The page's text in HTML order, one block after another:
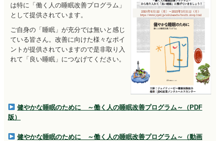
は特に「働く人の睡眠改善プログラム」
として提供されています。
ご自身の「睡眠」が充分では無いと感じ
ている皆さん。改善に向けた様々なポイ
ントが提供されていますので是非取り入
れて「良い睡眠」につなげてください。
健やかな睡眠のために ～働く人の睡眠改善プログラム～（PDF
版）
健やかな睡眠のために ～働く人の睡眠改善プログラム～（動画